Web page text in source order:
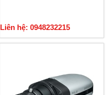
Liên hệ: 0948232215